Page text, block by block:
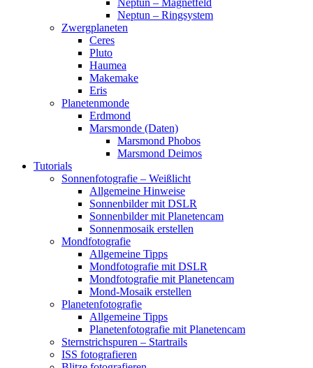
Neptun – Ringsystem
Zwergplaneten
Ceres
Pluto
Haumea
Makemake
Eris
Planetenmonde
Erdmond
Marsmonde (Daten)
Marsmond Phobos
Marsmond Deimos
Tutorials
Sonnenfotografie – Weißlicht
Allgemeine Hinweise
Sonnenbilder mit DSLR
Sonnenbilder mit Planetencam
Sonnenmosaik erstellen
Mondfotografie
Allgemeine Tipps
Mondfotografie mit DSLR
Mondfotografie mit Planetencam
Mond-Mosaik erstellen
Planetenfotografie
Allgemeine Tipps
Planetenfotografie mit Planetencam
Sternstrichspuren – Startrails
ISS fotografieren